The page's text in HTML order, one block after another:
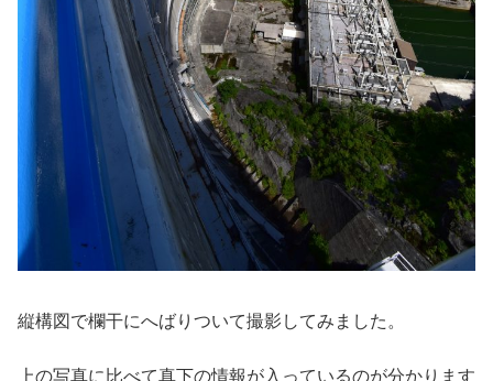
縦構図で欄干にへばりついて撮影してみました。
上の写真に比べて真下の情報が入っているのが分かります